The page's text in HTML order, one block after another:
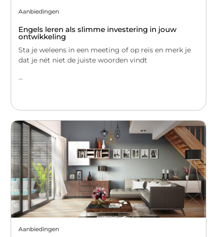
Aanbiedingen
Engels leren als slimme investering in jouw
ontwikkeling
Sta je weleens in een meeting of op reis en merk je
dat je nét niet de juiste woorden vindt
...
Aanbiedingen